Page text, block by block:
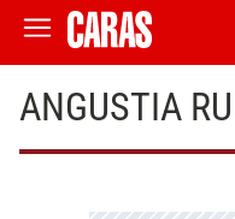
ANGUSTIA